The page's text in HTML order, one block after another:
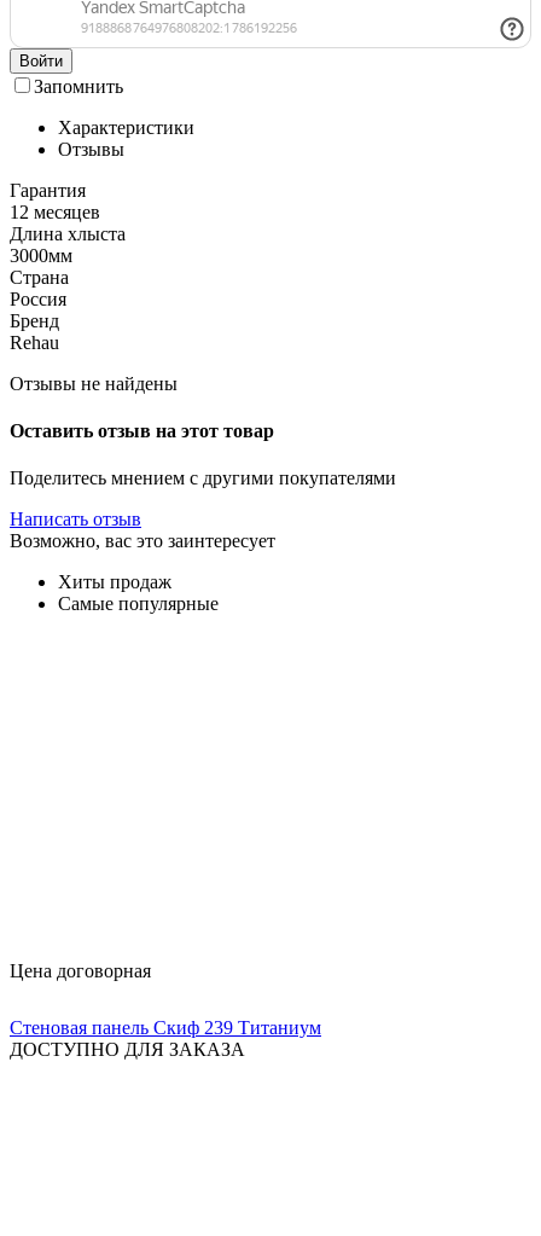
Войти
Запомнить
Характеристики
Отзывы
Гарантия
12 месяцев
Длина хлыста
3000мм
Страна
Россия
Бренд
Rehau
Отзывы не найдены
Оставить отзыв на этот товар
Поделитесь мнением с другими покупателями
Написать отзыв
Возможно, вас это заинтересует
Хиты продаж
Самые популярные
Цена договорная
Стеновая панель Скиф 239 Титаниум
ДОСТУПНО ДЛЯ ЗАКАЗА